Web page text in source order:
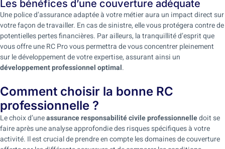
Les bénéfices d’une couverture adéquate
Une police d’assurance adaptée à votre métier aura un impact direct sur
votre façon de travailler. En cas de sinistre, elle vous protégera contre de
potentielles pertes financières. Par ailleurs, la tranquillité d’esprit que
vous offre une RC Pro vous permettra de vous concentrer pleinement
sur le développement de votre expertise, assurant ainsi un
développement professionnel optimal.
Comment choisir la bonne RC
professionnelle ?
Le choix d’uneassurance responsabilité civile professionnelledoit se
faire après une analyse approfondie des risques spécifiques à votre
activité. Il est crucial de prendre en compte les domaines de couverture